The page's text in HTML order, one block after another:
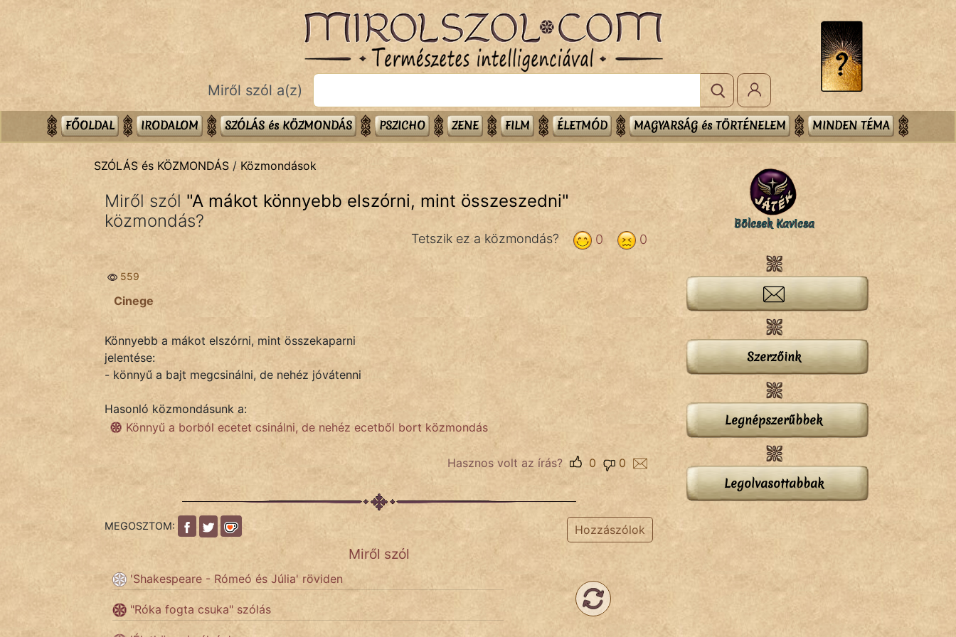
Bibliai
Közmondások
Szóláscsoportok
KÖZMONDÁS
FILM
Miről szól a(z)
FŐOLDAL IRODALOM SZÓLÁS és KÖZMONDÁS PSZICHO ZENE FILM ÉLETMÓD MAGYARSÁG és TÖRTÉNELEM MINDEN TÉMA
SZÓLÁS és KÖZMONDÁS / Közmondások
Miről szól "A mákot könnyebb elszórni, mint összeszedni"
közmondás?
0
0
Tetszik ez a közmondás?
559
Cinege
Könnyebb a mákot elszórni, mint összekaparni
jelentése:
- könnyű a bajt megcsinálni, de nehéz jóvátenni
Hasonló közmondásunk a:
Könnyű a borból ecetet csinálni, de nehéz ecetből bort közmondás
Hasznos volt az írás? 0
0
MEGOSZTOM: Hozzászólok
Miről szól
'Shakespeare - Rómeó és Júlia' röviden
"Róka fogta csuka" szólás
Bölcsek Kavicsa
Szerzőink
Legnépszerűbbek
Legolvasottabbak